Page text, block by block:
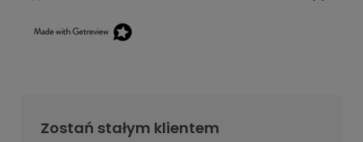
Zostań stałym klientem